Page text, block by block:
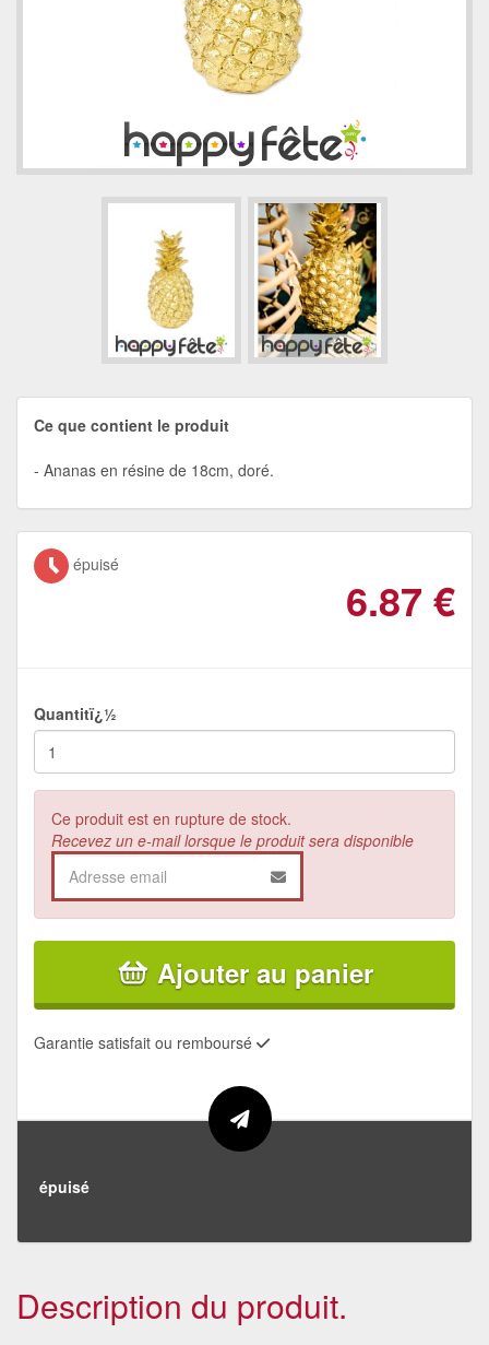
Ce que contient le produit
Ananas en résine de 18cm, doré.
épuisé
6.87 €
Quantitï¿½
Ce produit est en rupture de stock.
Recevez un e-mail lorsque le produit sera disponible
Ajouter au panier
Garantie satisfait ou remboursé
épuisé
Description du produit.